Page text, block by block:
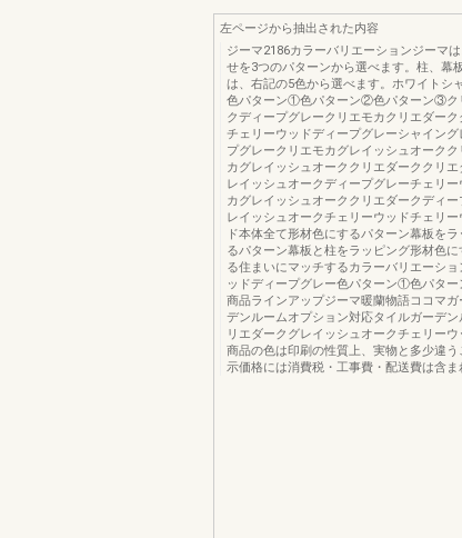
左ページから抽出された内容
ジーマ2186カラーバリエーションジーマ
せを3つのパターンから選べます。柱、幕
は、右記の5色から選べます。ホワイトシ
色パターン①色パターン②色パターン③ク
クディープグレークリエモカクリエダー
チェリーウッドディープグレーシャイン
プグレークリエモカグレイッシュオーク
カグレイッシュオーククリエダーククリ
レイッシュオークディープグレーチェリ
カグレイッシュオーククリエダークディ
レイッシュオークチェリーウッドチェリ
ド本体全て形材色にするパターン幕板を
るパターン幕板と柱をラッピング形材色
る住まいにマッチするカラーバリエーシ
ッドディープグレー色パターン①色パタ
商品ラインアップジーマ暖蘭物語ココマガ
デンルームオプション対応タイルガーデン
リエダークグレイッシュオークチェリー
商品の色は印刷の性質上、実物と多少違
示価格には消費税・工事費・配送費は含ま